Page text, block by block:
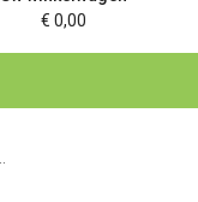
€ 0,00